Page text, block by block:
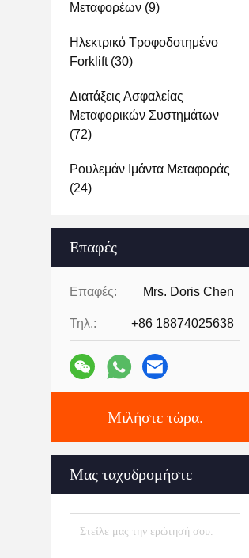
Μεταφορέων (9)
Ηλεκτρικό Τροφοδοτημένο
Forklift(30)
Διατάξεις Ασφαλείας
Μεταφορικών Συστημάτων
(72)
Ρουλεμάν Ιμάντα Μεταφοράς
(24)
Επαφές
Επαφές: Mrs. Doris Chen
Τηλ.: +86 18874025638
Μιλήστε τώρα.
Μας ταχυδρομήστε